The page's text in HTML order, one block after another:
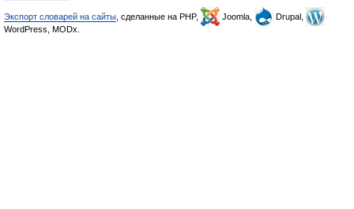
Экспорт словарей на сайты , сделанные на PHP, Joomla,
Drupal,
WordPress, MODx.